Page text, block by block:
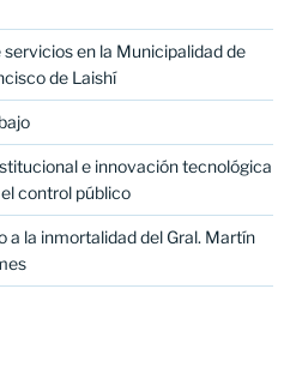
servicios en la Municipalidad de
de Laishí
e innovación tecnológica
control público
a la inmortalidad del Gral. Martín